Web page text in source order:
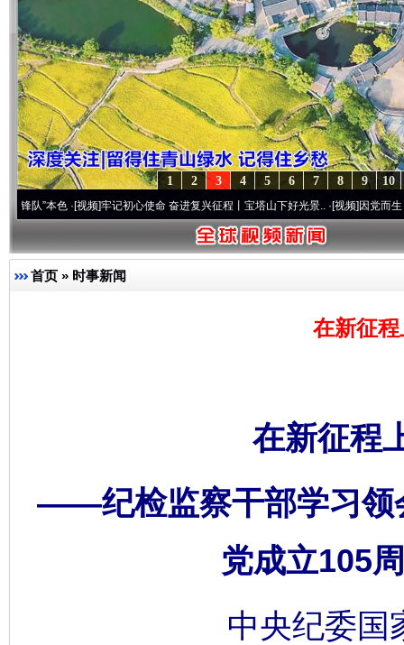
10
9
8
7
6
5
4
3
2
1
·[视频]牢记初心使命 奋进复兴征程丨宝塔山下好光景..·[视频]因党而生 为党而战
首页 » 时事新闻
在新征
在新征程
——纪检监察干部学习领
党成立105
中央纪委国